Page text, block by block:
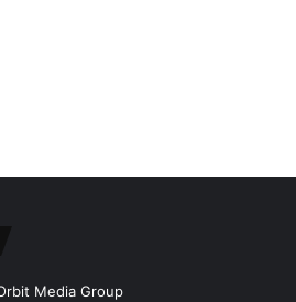
Media Group